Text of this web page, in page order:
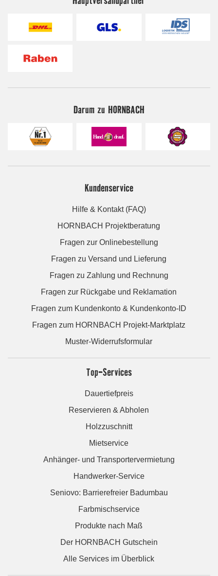
Darum zu HORNBACH
Kundenservice
Hilfe & Kontakt (FAQ)
HORNBACH Projektberatung
Fragen zur Onlinebestellung
Fragen zu Versand und Lieferung
Fragen zu Zahlung und Rechnung
Fragen zur Rückgabe und Reklamation
Fragen zum Kundenkonto & Kundenkonto-ID
Fragen zum HORNBACH Projekt-Marktplatz
Muster-Widerrufsformular
Top-Services
Dauertiefpreis
Reservieren & Abholen
Holzzuschnitt
Mietservice
Anhänger- und Transportervermietung
Handwerker-Service
Seniovo: Barrierefreier Badumbau
Farbmischservice
Produkte nach Maß
Der HORNBACH Gutschein
Alle Services im Überblick